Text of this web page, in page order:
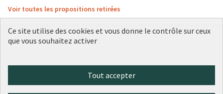
Voir toutes les propositions retirées
(Lien externe)
(Lien externe)
(Lien externe)
(Lien externe)
(Lien externe)
Ce site utilise des cookies et vous donne le contrôle sur ceux
que vous souhaitez activer
Tout accepter